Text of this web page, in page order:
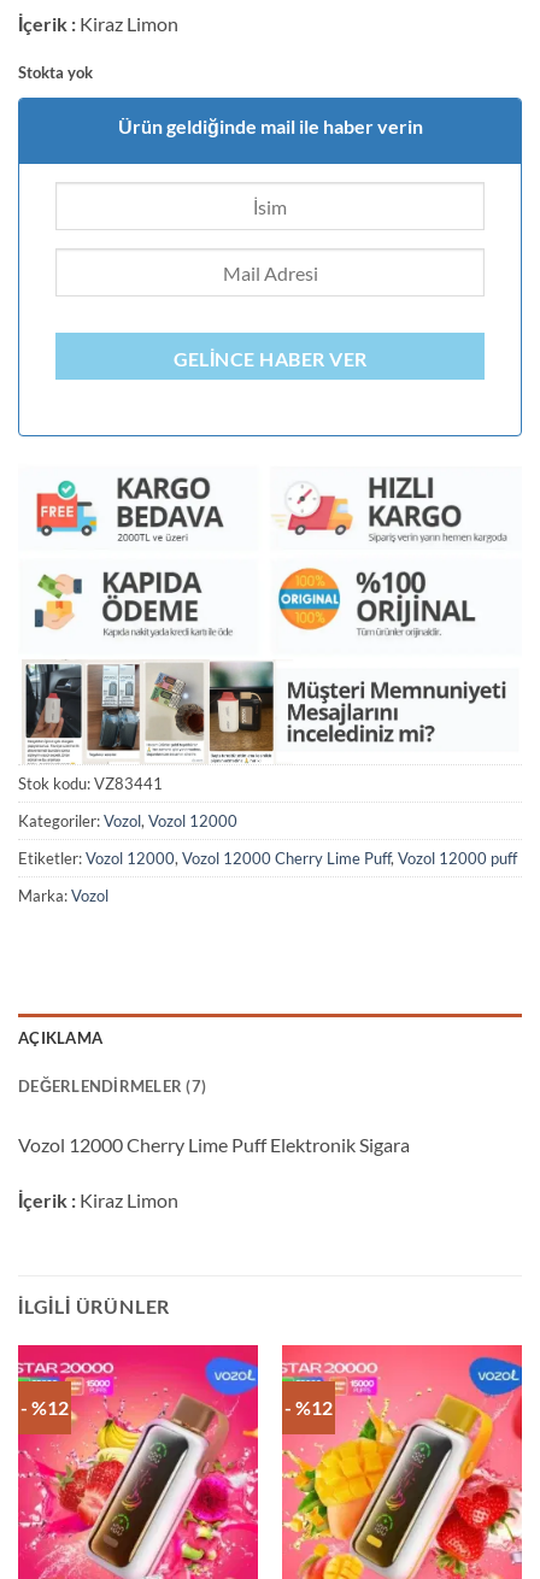
5 üzerinden
İçerik : Kiraz Limon
Stokta yok
Ürün geldiğinde mail ile haber verin
GELINCE HABER VER
Stok kodu:VZ83441
Kategoriler:Vozol, Vozol 12000
Etiketler:Vozol 12000, Vozol 12000 Cherry Lime Puff, Vozol 12000 puff
Marka:Vozol
AÇIKLAMA
DEĞERLENDIRMELER (7)
Vozol 12000 Cherry Lime Puff Elektronik Sigara
İçerik : Kiraz Limon
İLGILI ÜRÜNLER
- %12 - %12